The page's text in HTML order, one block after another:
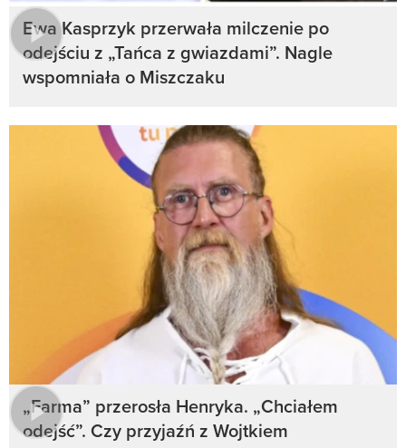
Ewa Kasprzyk przerwała milczenie po
odejściu z „Tańca z gwiazdami”. Nagle
wspomniała o Miszczaku
„Farma” przerosła Henryka. „Chciałem
odejść”. Czy przyjaźń z Wojtkiem